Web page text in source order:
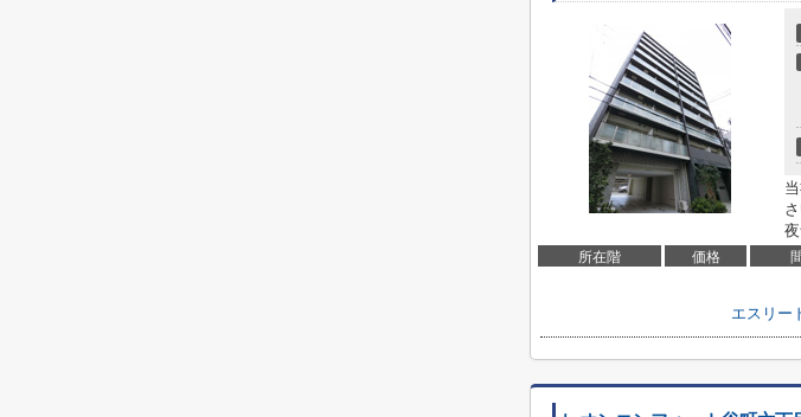
所在階 価格
エスリー